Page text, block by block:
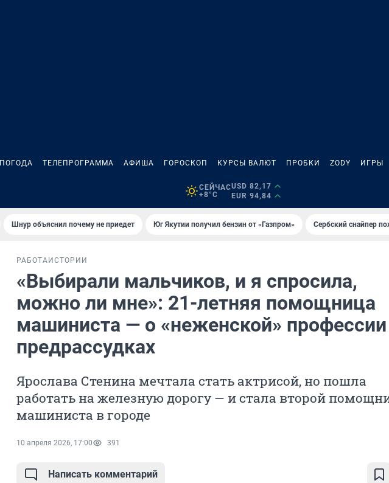
ПОГОДА ТЕЛЕПРОГРАММА АФИША ГОРОСКОП КУРСЫ ВАЛЮТ ПРОБКИ ZODY ИГРЫ
СЕЙЧАС
+8°C
USD 82,17
EUR 94,84
Шнур объяснил почему не приедет Юг Якутии получил бензин от «Газпром» Сербский снайпер
РАБОТА ИСТОРИИ
«Выбирали мальчиков, и я спросила,
можно ли мне»: 21-летняя помощница
машиниста — о «неженской»
предрассудках
Ярослава Стенина мечтала стать актрисой, но пошла
работать на железную дорогу — и стала второй
машиниста в городе
10 апреля 2026, 17:00 391
Написать комментарий